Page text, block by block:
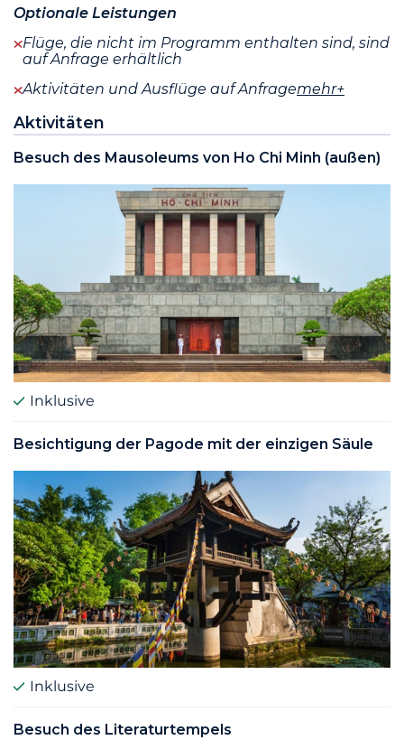
Optionale Leistungen
Flüge, die nicht im Programm enthalten sind, sind
auf Anfrage erhältlich
Aktivitäten und Ausflüge auf Anfragemehr+
Aktivitäten
Besuch des Mausoleums von Ho Chi Minh (außen)
Inklusive
Besichtigung der Pagode mit der einzigen Säule
Inklusive
Besuch des Literaturtempels